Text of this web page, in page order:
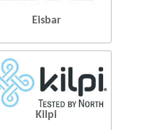
Eisbar
Kilpi